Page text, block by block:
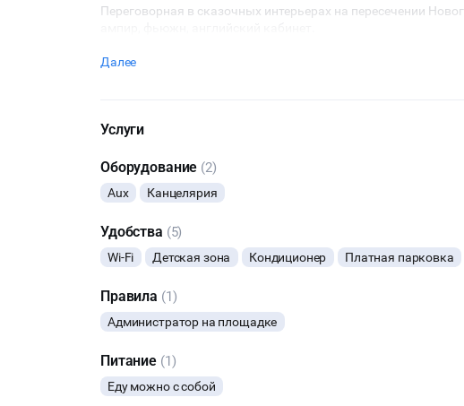
Переговорная в сказочных интерьерах на пересечении
Далее
Услуги
Оборудование (2)
Aux Канцелярия
Удобства (5)
Wi-Fi Детская зона Кондиционер Платная парковка
Правила (1)
Администратор на площадке
Питание (1)
Еду можно с собой